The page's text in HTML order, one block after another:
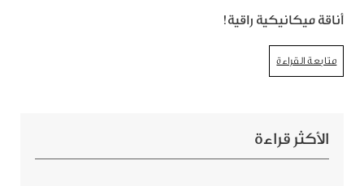
أناقة ميكانيكية راقية!
متابعة القراءة
الأكثر قراءة